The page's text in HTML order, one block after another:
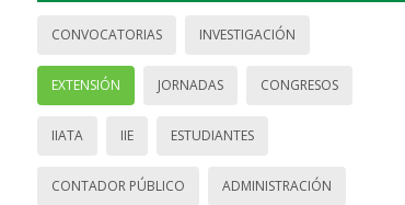
CONVOCATORIAS INVESTIGACIÓN
EXTENSIÓN JORNADAS CONGRESOS
IIATA IIE ESTUDIANTES
CONTADOR PÚBLICO ADMINISTRACIÓN